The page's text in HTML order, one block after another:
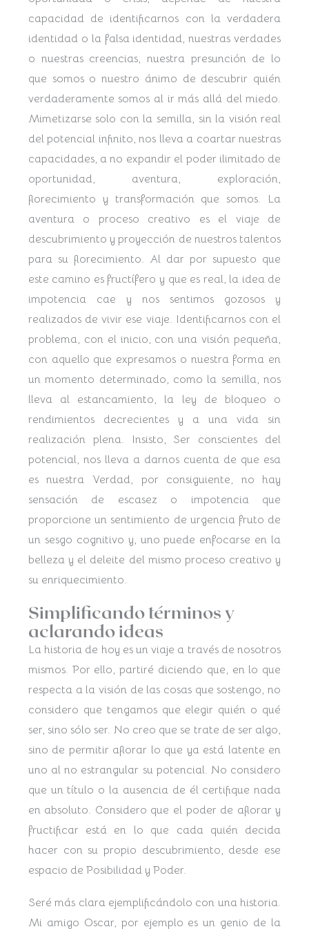
capacidad de identificarnos con la verdadera
identidad o la falsa identidad, nuestras verdades
o nuestras creencias, nuestra presunción de lo
que somos o nuestro ánimo de descubrir quién
verdaderamente somos al ir más allá del miedo.
Mimetizarse solo con la semilla, sin la visión real
del potencial infinito, nos lleva a coartar nuestras
capacidades, a no expandir el poder ilimitado de
oportunidad, aventura, exploración,
florecimiento y transformación que somos. La
aventura o proceso creativo es el viaje de
descubrimiento y proyección de nuestros talentos
para su florecimiento. Al dar por supuesto que
este camino es fructífero y que es real, la idea de
impotencia cae y nos sentimos gozosos y
realizados de vivir ese viaje. Identificarnos con el
problema, con el inicio, con una visión pequeña,
con aquello que expresamos o nuestra forma en
un momento determinado, como la semilla, nos
lleva al estancamiento, la ley de bloqueo o
rendimientos decrecientes y a una vida sin
realización plena. Insisto, Ser conscientes del
potencial, nos lleva a darnos cuenta de que esa
es nuestra Verdad, por consiguiente, no hay
sensación de escasez o impotencia que
proporcione un sentimiento de urgencia fruto de
un sesgo cognitivo y, uno puede enfocarse en la
belleza y el deleite del mismo proceso creativo y
su enriquecimiento.
Simplificando términos y
aclarando ideas
La historia de hoy es un viaje a través de nosotros
mismos. Por ello, partiré diciendo que, en lo que
respecta a la visión de las cosas que sostengo, no
considero que tengamos que elegir quién o qué
ser, sino sólo ser. No creo que se trate de ser algo,
sino de permitir aflorar lo que ya está latente en
uno al no estrangular su potencial. No considero
que un título o la ausencia de él certifique nada
en absoluto. Considero que el poder de aflorar y
fructificar está en lo que cada quién decida
hacer con su propio descubrimiento, desde ese
espacio de Posibilidad y Poder.
Seré más clara ejemplificándolo con una historia.
Mi amigo Oscar, por ejemplo es un genio de la